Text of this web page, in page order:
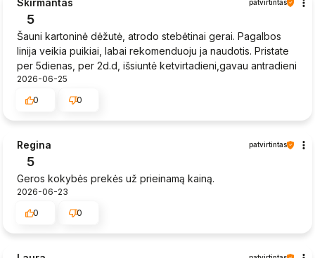
Skirmantas patvirtintas
5
Šauni kartoninė dėžutė, atrodo stebėtinai gerai. Pagalbos
linija veikia puikiai, labai rekomenduoju ja naudotis. Pristate
per 5dienas, per 2d.d, išsiuntė ketvirtadieni,gavau antradieni
2026-06-25
0
0
Regina patvirtintas
5
Geros kokybės prekės už prieinamą kainą.
2026-06-23
0
0